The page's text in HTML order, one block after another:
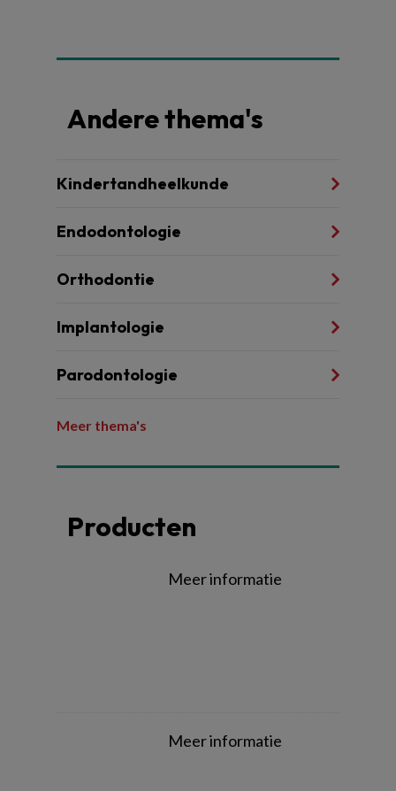
Andere thema's
Kindertandheelkunde
Endodontologie
Orthodontie
Implantologie
Parodontologie
Meer thema's
Producten
Meer informatie
Meer informatie